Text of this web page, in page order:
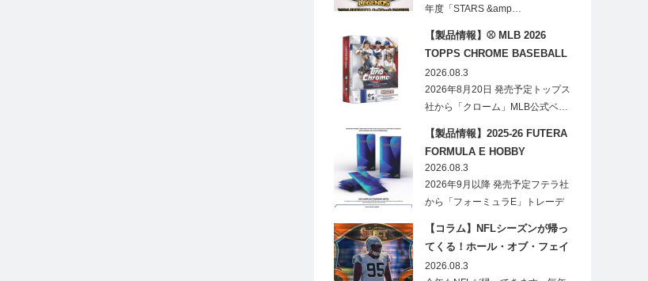
年度「STARS &amp…
【製品情報】⚾ MLB 2026
TOPPS CHROME BASEBALL
LOGOFRACTOR
2026.08.3
2026年8月20日 発売予定トップス
社から「クローム」MLB公式ベ…
【製品情報】2025-26 FUTERA
FORMULA E HOBBY
2026.08.3
2026年9月以降 発売予定フテラ社
から「フォーミュラE」トレーデ
【コラム】NFLシーズンが帰っ
てくる！ホール・オブ・フェイ
ムゲームで注目したい7選手
2026.08.3